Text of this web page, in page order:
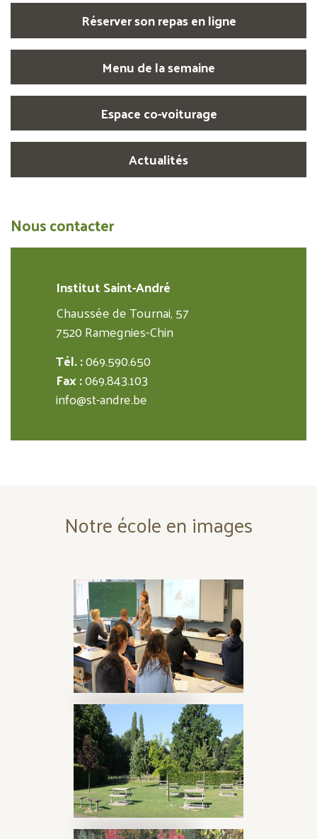
Réserver son repas en ligne
Menu de la semaine
Espace co-voiturage
Actualités
Nous contacter
Institut Saint-André
Chaussée de Tournai, 57
7520 Ramegnies-Chin
Tél. :069.590.650
Fax :069.843.103
info@st-andre.be
Notre école en images